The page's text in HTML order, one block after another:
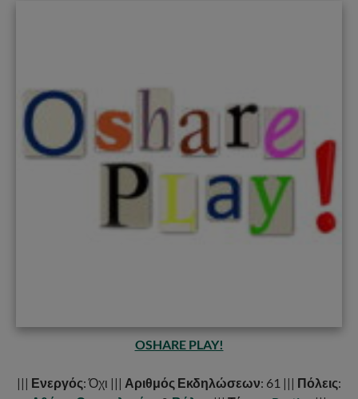
OSHARE PLAY!
||| Ενεργός: Όχι ||| Αριθμός Εκδηλώσεων: 61 ||| Πόλεις: